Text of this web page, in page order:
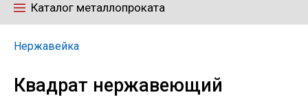
Каталог металлопроката
Арматура
Труба профильная
Нержавейка
Квадрат нержавеющий